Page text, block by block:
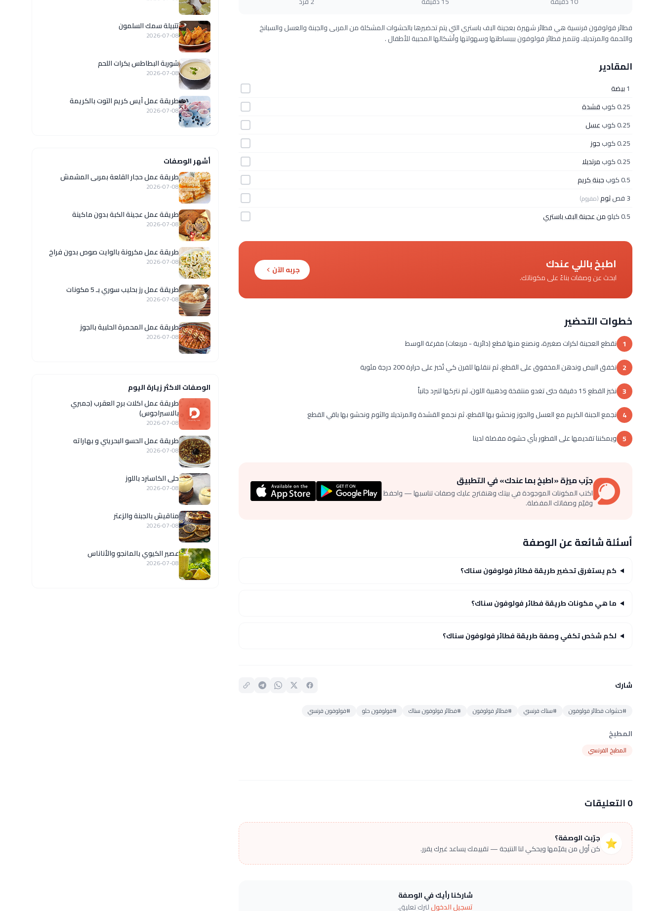
فطائر فولوفون فرنسية هي فطائر شهيرة بعجينة البف باستري التي يتم تحضيرها بالحشوات المشكلة من المربى والجبنة والعسل والسبانخ
واللحمة والمرتديلا، وتتميز فطائر فولوفون بببساطتها وسهولتها وأشكالها المحببة للأطفال .
المقادير
1بيضة
0.25 كوب
قشدة
0.25 كوب
عسل
0.25 كوب
جوز
0.25 كوب
مرتديلا
0.5 كوب
جبنة كريم
3 فص
ثوم(مفروم)
0.5 كيلو من عجينة البف باستري
اطبخ باللي عندك
ابحث عن وصفات بناءً على مكوناتك.
جربه الآن
خطوات التحضير
1 نقطع العجينة لكرات صغيرة، ونصنع منها قطع (دائرية - مربعات) مفرغة الوسط
2 نخفق البيض وندهن المخفوق على القطع، ثم ننقلها للفرن كي تُخبز على حرارة 200 درجة مئوية
3 نخبز القطع 15 دقيقة حتى تغدو منتفخة وذهبية اللون، ثم نتركها لتبرد جانباً
4 نجمع الجبنة الكريم مع العسل والجوز ونحشو بها القطع، ثم نجمع القشدة والمرتديلا والثوم ونحشو بها باقي القطع
5 ويمكننا تقديمها على الفطور بأي حشوة مفضلة لدينا
جرّب ميزة «اطبخ بما عندك» في التطبيق
اكتب المكونات الموجودة في بيتك وهنقترح عليك وصفات تناسبها — واحفظ
وقيّم وصفاتك المفضلة.
أسئلة شائعة عن الوصفة
كم يستغرق تحضير طريقة فطائر فولوفون سناك؟
ما هي مكونات طريقة فطائر فولوفون سناك؟
لكم شخص تكفي وصفة طريقة فطائر فولوفون سناك؟
شارك
#حشوات فطائر فولوفون #سناك فرنسي #فطائر فولوفون #فطائر فولوفون سناك #فولوفون حلو #فولوفون فرنسي
المطبخ
المطبخ الفرنسي
0 التعليقات
⭐ جرّبت الوصفة؟
كن أول من يقيّمها ويحكي لنا النتيجة — تقييمك يساعد غيرك يقرر.
شاركنا رأيك في الوصفة
تسجيل الدخوللترك تعليق.
تتبيلة سمك السلمون
2026-07-08
شوربة البطاطس بكرات اللحم
2026-07-08
طريقة عمل آيس كريم التوت بالكريمة
2026-07-08
أشهر الوصفات
طريقة عمل حجار القلعة بمربى المشمش
2026-07-08
طريقة عمل عجينة الكبة بدون ماكينة
2026-07-08
طريقة عمل مكرونة بالوايت صوص بدون فراخ
2026-07-08
طريقة عمل رز بحليب سوري بـ 5 مكونات
2026-07-08
طريقة عمل المحمرة الحلبية بالجوز
2026-07-08
الوصفات الاكثر زيارة اليوم
طريقة عمل اكلات برج العقرب (جمبري
بالاسبراجوس)
2026-07-08
طريقة عمل الحسو البحريني و بهاراته
2026-07-08
حلى الكاسترد باللوز
2026-07-08
مناقيش بالجبنة والزعتر
2026-07-08
عصير الكيوي بالمانجو والأناناس
2026-07-08